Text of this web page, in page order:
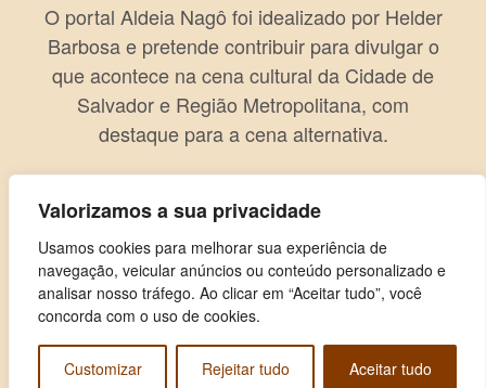
Valorizamos a sua privacidade
Usamos cookies para melhorar sua experiência de
navegação, veicular anúncios ou conteúdo personalizado e
analisar nosso tráfego. Ao clicar em “Aceitar tudo”, você
concorda com o uso de cookies.
Customizar Rejeitar tudo Aceitar tudo
O portal Aldeia Nagô foi idealizado por Helder
Barbosa e pretende contribuir para divulgar o
que acontece na cena cultural da Cidade de
Salvador e Região Metropolitana, com
destaque para a cena alternativa.
Copyright © 2026 Aldeia Nagô. Todos os direitos reservados.